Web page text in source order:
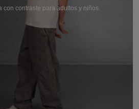
con contraste para adultos y niños.